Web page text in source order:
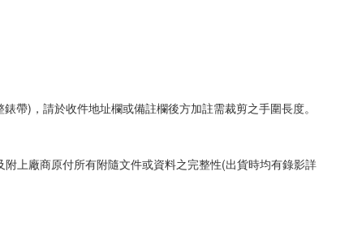
帶)，請於收件地址欄或備註欄後方加註需裁剪之手圍長度。
上廠商原付所有附隨文件或資料之完整性(出貨時均有錄影詳